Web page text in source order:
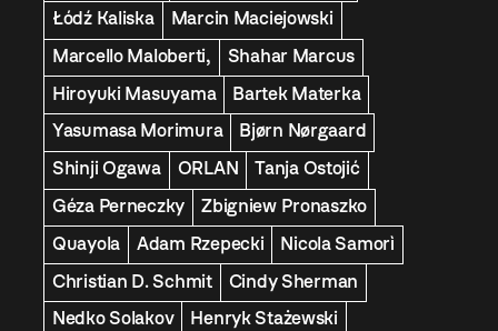
Łódź Kaliska
Marcin Maciejowski
Marcello Maloberti,
Shahar Marcus
Hiroyuki Masuyama
Bartek Materka
Yasumasa Morimura
Bjørn Nørgaard
Shinji Ogawa
ORLAN
Tanja Ostojić
Géza Perneczky
Zbigniew Pronaszko
Quayola
Adam Rzepecki
Nicola Samorì
Christian D. Schmit
Cindy Sherman
Nedko Solakov
Henryk Stażewski